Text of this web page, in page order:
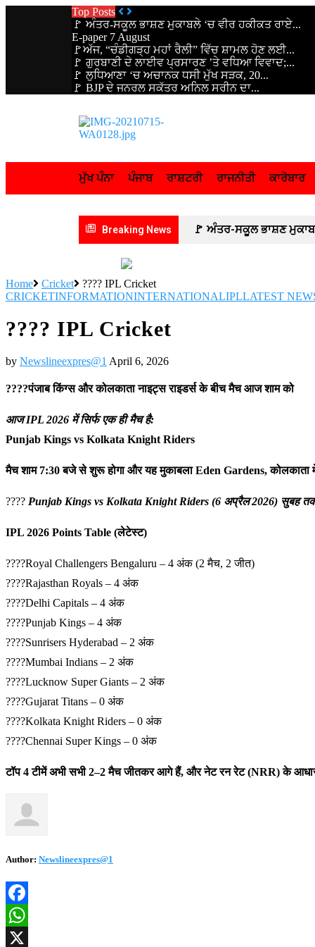
Top Posts
🚩 ਅੰਤਰ-ਸਕੂਲ ਭਾਸ਼ਣ ਮੁਕਾਬਲੇ ‘ਚ ਵੀਰ ਹਕੀਕਤ ਰਾਏ...
E-paper 7 August
🚩ਅੱਜ, “ਚੰਡੀਗੜ੍ਹ ਮਹਾਂ ਰੈਲੀ” ਵਿੱਚ ਸ਼ਾਮਲ ਹੋਣ ਲਈ...
🚩 ਗੁਰਬਾਣੀ ਦੇ ਲਾਈਵ ਪ੍ਰਸਾਰਣ ’ਤੇ ਵਧਿਆ ਵਿਵਾਦ;...
🚩 ਲੁਧਿਆਣਾ ‘ਚ ਅਚਾਨਕ ਧਸੀ ਮੁੱਖ ਸੜਕ, 20...
🚩 BJP ਦੇ ਜਨਰਲ ਸਕੱਤਰ ਅਨਿਲ ਸਰੀਨ ਦਾ...
ਮੁੱਖ ਪੰਨਾ ਪੰਜਾਬ ਰਾਸ਼ਟਰੀ ਰਾਜਨੀਤੀ ਕਾਰੋਬਾਰ
Breaking News 🚩 ਅੰਤਰ-ਸਕੂਲ ਭਾਸ਼ਣ
ਦਫ਼ਤਰ ਯੂਨੀਅਨ ਪਟਿਆਲਾ ਦੇ
Home Cricket
???? IPL Cricket
CRICKETINFORMATIONINTERNATIONALIPLLATEST
???? IPL Cricket
by Newslineexpres@1 April 6, 2026
????पंजाब किंग्स और कोलकाता नाइट्स राइडर्सके बीच मैच आज शाम को
आज IPL 2026 में सिर्फ एक ही मैच है:
Punjab Kings vs Kolkata Knight Riders
मैच शाम 7:30 बजे से शुरू होगा और यह मुकाबला Eden Gardens, कोलकाता
???? Punjab Kings vs Kolkata Knight Riders (6 अप्रैल 2026) सुबह
IPL 2026 Points Table (लेटेस्ट)
????Royal Challengers Bengaluru – 4 अंक (2 मैच, 2 जीत)
????Rajasthan Royals – 4 अंक
????Delhi Capitals – 4 अंक
????Punjab Kings – 4 अंक
????Sunrisers Hyderabad – 2 अंक
????Mumbai Indians – 2 अंक
????Lucknow Super Giants – 2 अंक
????Gujarat Titans – 0 अंक
????Kolkata Knight Riders – 0 अंक
????Chennai Super Kings – 0 अंक
टॉप 4 टीमें अभी सभी 2–2 मैच जीतकर आगे हैं, और नेट रन रेट (NRR) के
Author: Newslineexpres@1
Facebook
WhatsApp